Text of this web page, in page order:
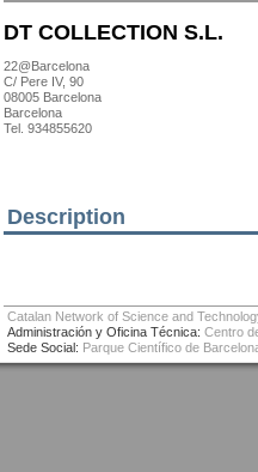
DT COLLECTION S.L.
22@Barcelona
C/ Pere IV, 90
08005 Barcelona
Barcelona
Tel. 934855620
Description
Catalan Network of Science and
Administración y Oficina Técnica: Centro
Sede Social: Parque Científico de